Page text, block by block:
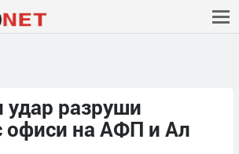
удар разруши
офиси на АФП и Ал